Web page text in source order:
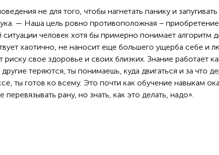
не для того, чтобы нагнетать панику и
— Наша цель ровно противоположная –
ситуации человек хотя бы примерно понимает алгоритм
хаотично, не наносит еще большего ущерба себе и
свое здоровье и своих близких. Знание работает
теряются, ты понимаешь, куда двигаться и за что
ты готов ко всему. Это почти как обучение навыкам
рану, но знать, как это делать, надо».